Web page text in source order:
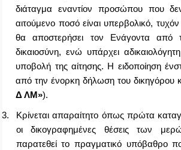
διάταγμα εναντίον προσώπου που δεν
αιτούμενο ποσό είναι υπερβολικό,
θα αποστερήσει τον Ενάγοντα από
δικαιοσύνη, ενώ υπάρχει
υποβολή της αίτησης. Η ειδοποίηση
από την ένορκη δήλωση του
Δ ΛΜ»).
3. Κρίνεται απαραίτητο όπως πρώτα
οι δικογραφημένες θέσεις των
παρατεθείτο πραγματικό υπόβαθρο